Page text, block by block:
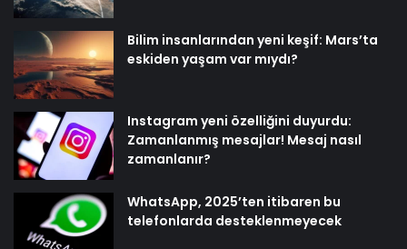
Bilim insanlarından yeni keşif: Mars’ta
eskiden yaşam var mıydı?
Instagram yeni özelliğini duyurdu:
Zamanlanmış mesajlar! Mesaj nasıl
zamanlanır?
WhatsApp, 2025’ten itibaren bu
telefonlarda desteklenmeyecek